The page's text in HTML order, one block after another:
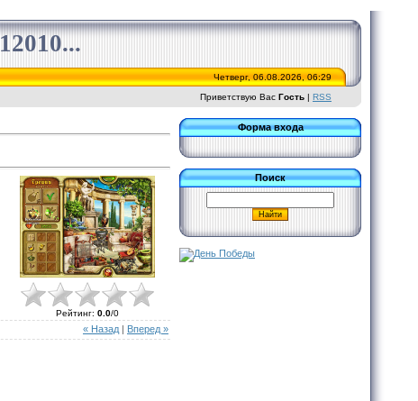
Четверг, 06.08.2026, 06:29
Приветствую Вас Гость | RSS
Рейтинг: 0.0/0
« Назад Вперед »
Форма входа
Поиск